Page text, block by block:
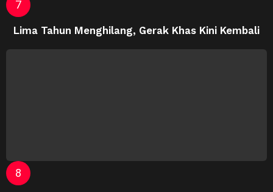
Lima Tahun Menghilang, Gerak Khas Kini Kembali